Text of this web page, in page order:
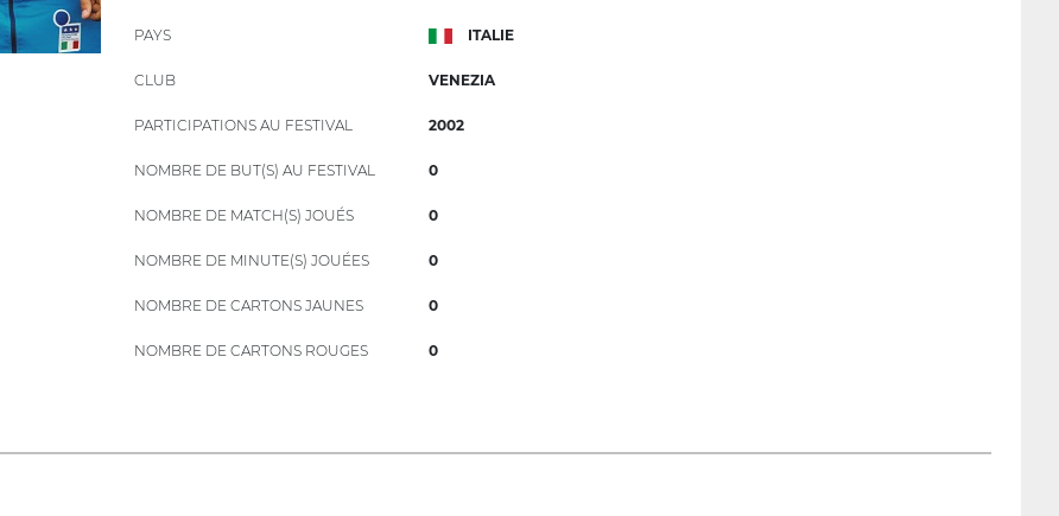
PAYS ITALIE
CLUB VENEZIA
PARTICIPATIONS AU FESTIVAL 2002
NOMBRE DE BUT(S) AU FESTIVAL 0
NOMBRE DE MATCH(S) JOUÉS 0
NOMBRE DE MINUTE(S) JOUÉES 0
NOMBRE DE CARTONS JAUNES 0
NOMBRE DE CARTONS ROUGES 0